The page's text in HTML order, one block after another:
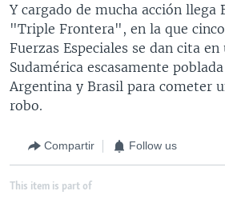
Y cargado de mucha acción llega
"Triple Frontera", en la que
Fuerzas Especiales se dan cita en
Sudamérica escasamente
Argentina y Brasil para cometer
robo.
Compartir Follow us
This item is part of